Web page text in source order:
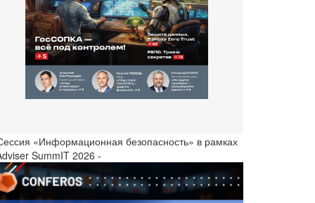
«Информационная безопасность» в рамках
SummIT 2026 -